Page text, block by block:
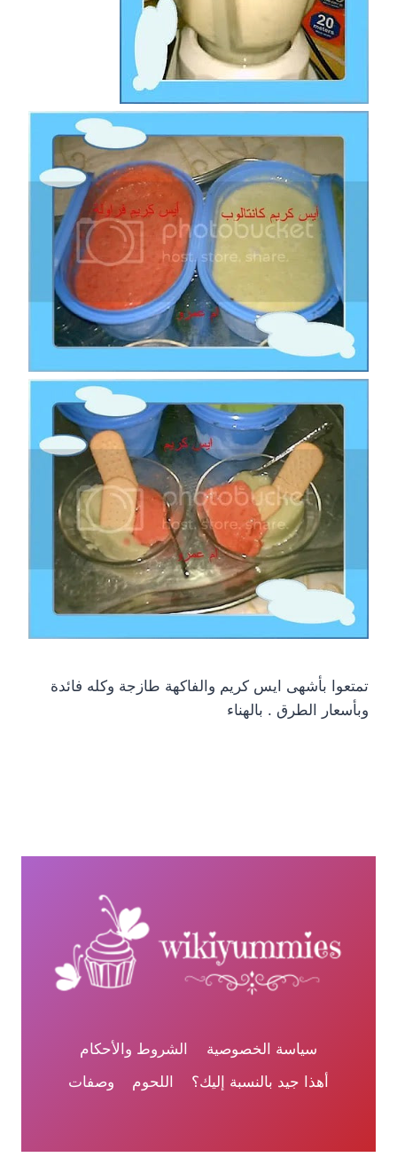
تمتعوا بأشهى ايس كريم والفاكهة طازجة وكله فائدة
وبأسعار الطرق . بالهناء
سياسة الخصوصية
الشروط والأحكام
أهذا جيد بالنسبة إليك؟
اللحوم وصفات